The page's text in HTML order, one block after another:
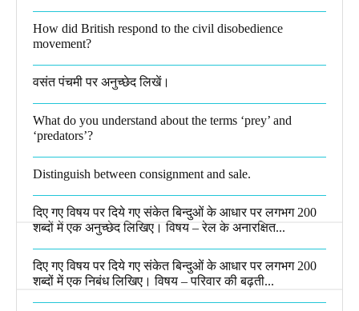
How did British respond to the civil disobedience
movement?
वसंत पंचमी पर अनुच्छेद लिखें।
What do you understand about the terms ‘prey’ and
‘predators’?​
Distinguish between consignment and sale.
दिए गए विषय पर दिये गए संकेत बिन्दुओं के आधार पर लगभग 200
शब्दों में एक अनुच्छेद लिखिए। विषय – रेल के अनारक्षित...
दिए गए विषय पर दिये गए संकेत बिन्दुओं के आधार पर लगभग 200
शब्दों में एक निबंध लिखिए। विषय – परिवार की बढ़ती...